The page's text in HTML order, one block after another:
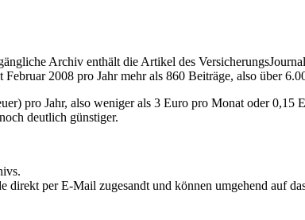
Archiv enthält die Artikel des
2008 pro Jahr mehr als 860 Beiträge, also über
pro Jahr, also weniger als 3 Euro pro Monat oder 0,15
deutlich günstiger.
direkt per E-Mail zugesandt und können umgehend auf